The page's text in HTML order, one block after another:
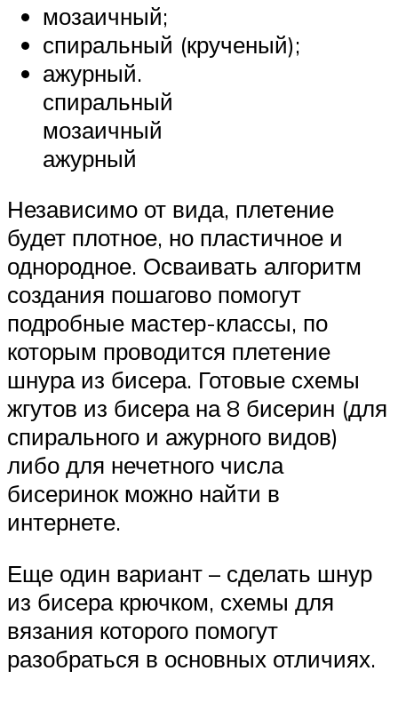
мозаичный;
спиральный (крученый);
ажурный.
спиральный
мозаичный
ажурный
Независимо от вида, плетение
будет плотное, но пластичное и
однородное. Осваивать алгоритм
создания пошагово помогут
подробные мастер-классы, по
которым проводится плетение
шнура из бисера. Готовые схемы
жгутов из бисера на 8 бисерин (для
спирального и ажурного видов)
либо для нечетного числа
бисеринок можно найти в
интернете.
Еще один вариант – сделать шнур
из бисера крючком, схемы для
вязания которого помогут
разобраться в основных отличиях.